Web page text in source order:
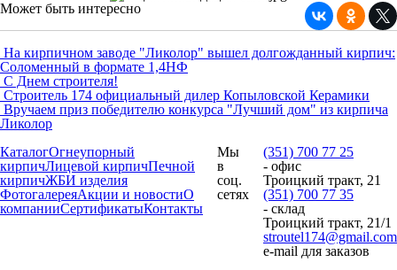
Может быть интересно
На кирпичном заводе "Ликолор" вышел долгожданный кирпич:
Соломенный в формате 1,4НФ
С Днем строителя!
Строитель 174 официальный дилер Копыловской Керамики
Вручаем приз победителю конкурса "Лучший дом" из кирпича
Ликолор
КаталогОгнеупорный
кирпичЛицевой кирпичПечной
кирпичЖБИ изделия
ФотогалереяАкции и новостиО
компанииСертификатыКонтакты
Мы
в
соц.
сетях
(351) 700 77 25
- офис
Троицкий тракт, 21
(351) 700 77 35
- склад
Троицкий тракт, 21/1
stroutel174@gmail.com
e-mail для заказов